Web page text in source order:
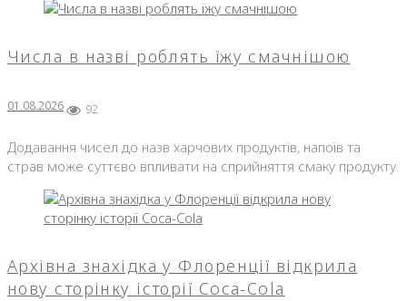
Числа в назві роблять їжу смачнішою
01.08.2026 92
Додавання чисел до назв харчових продуктів, напоїв та
страв може суттєво впливати на сприйняття смаку продукту.
Архівна знахідка у Флоренції відкрила
нову сторінку історії Coca-Cola